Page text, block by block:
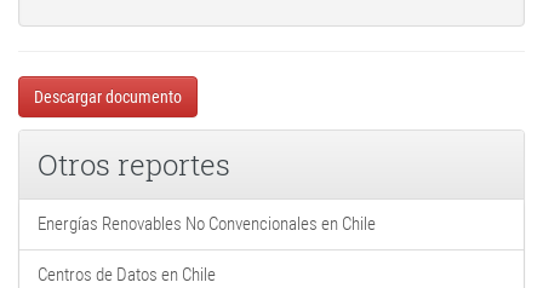
Descargar documento
Otros reportes
Energías Renovables No Convencionales en Chile
Centros de Datos en Chile